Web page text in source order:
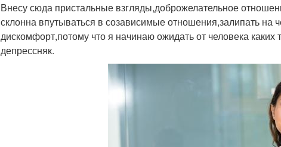
Внесу сюда пристальные взгляды,доброжелательное
склонна впутываться в созависимые отношения,залипать
дискомфорт,потому что я начинаю ожидать от человека
депрессняк.